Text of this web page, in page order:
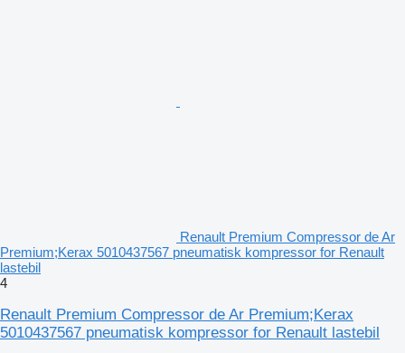
Renault Premium Compressor de Ar
Premium;Kerax 5010437567 pneumatisk kompressor for Renault
lastebil
4
Renault Premium Compressor de Ar Premium;Kerax
5010437567 pneumatisk kompressor for Renault lastebil